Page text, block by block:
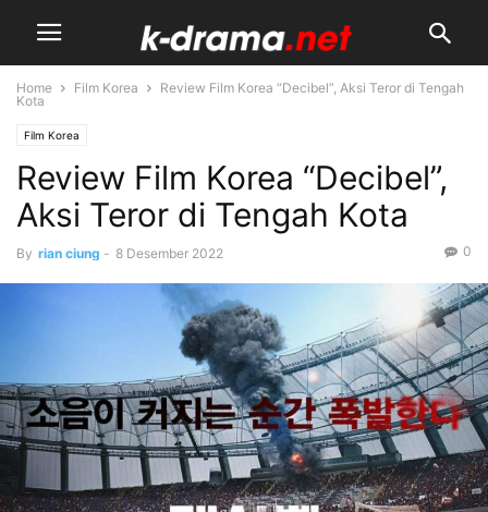
Home Film Korea
Review Film Korea “Decibel”, Aksi Teror di Tengah
Kota
Film Korea
Review Film Korea “Decibel”,
Aksi Teror di Tengah Kota
By rian ciung - 8 Desember 2022 0